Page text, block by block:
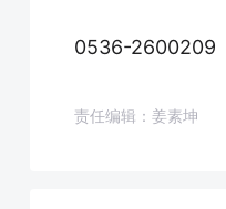
0536-2600209
责任编辑：姜素坤